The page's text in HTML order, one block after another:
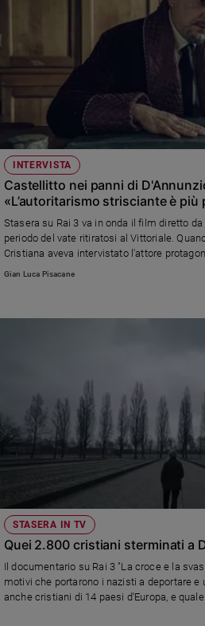
INTERVISTA
Castellitto nei panni di
«L’autoritarismo strisciante è più
dittatura»
Stasera su Rai 3 va in onda il film diretto
periodo del vate ritiratosi al Vittoriale.
Cristiana aveva intervistato l'attore
si delinea attraverso l’uso del rispetto,
Gian Luca Pisacane
STASERA IN TV
Quei 2.800 cristiani sterminati a
Il documentario su Rai 3 "La croce e la svastica"
motivi che portarono i nazisti a deportare e
anche cristiani di 14 paesi d'Europa, e